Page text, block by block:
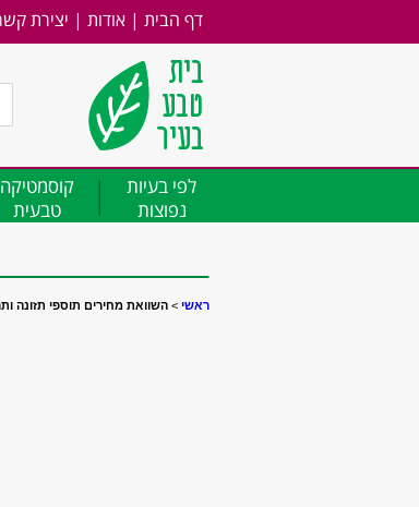
דף הבית | אודות | יצירת
לפי בעיות
נפוצות
קוסמטיקה
טבעית
ראשי > השוואת מחירים תוספי תזונה